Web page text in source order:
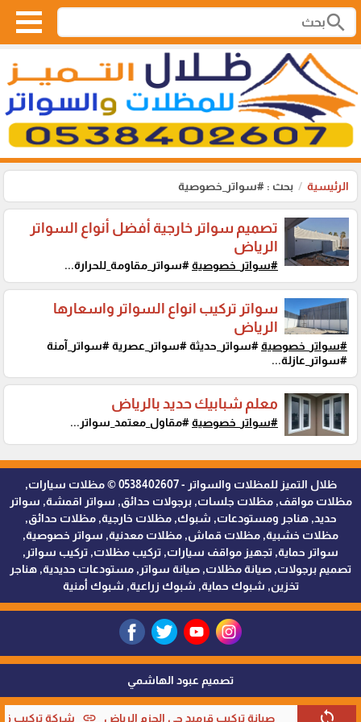
search
الرئيسية بحث : #سواتر_خصوصية
sync صيانة تركيب قرميد حي الحزم الرياض link شركة تركيب
تصميم سواتر خارجية أفضل أنواع السواتر
الرياض
#سواتر_خصوصية#سواتر_مقاومة_للحرارة...
سواتر تركيب انواع السواتر واسعارها
الرياض
#سواتر_خصوصية#سواتر_حديثة #سواتر_عصرية #سواتر_آمنة
#سواتر_عازلة...
معلم شبابيك حديد بالرياض
#سواتر_خصوصية#مقاول_معتمد_سواتر...
ظلال التميز للمظلات والسواتر - 0538402607 © مظلات سيارات,
مظلات مواقف, مظلات جلسات, برجولات حدائق, سواتر اقمشة, سواتر
حديد, هناجر ومستودعات, شبوك, مظلات خارجية, مظلات حدائق,
مظلات خشبية, مظلات قماش, مظلات معدنية, سواتر خصوصية,
سواتر حماية, تجهيز مواقف سيارات, تركيب مظلات, تركيب سواتر,
تصميم برجولات, صيانة مظلات, صيانة سواتر, مستودعات حديدية, هناجر
تخزين, شبوك حماية, شبوك زراعية, شبوك أمنية
تصميم عبود الهاشمي